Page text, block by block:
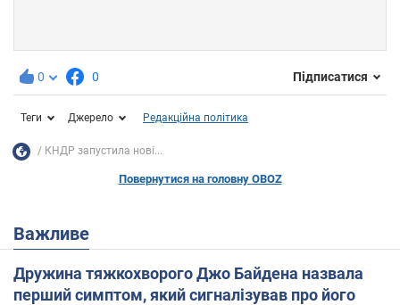
0 0 Підписатися
Теги Джерело Редакційна політика
КНДР запустила нові...
Повернутися на головну OBOZ
Важливе
Дружина тяжкохворого Джо Байдена назвала
перший симптом, який сигналізував про його